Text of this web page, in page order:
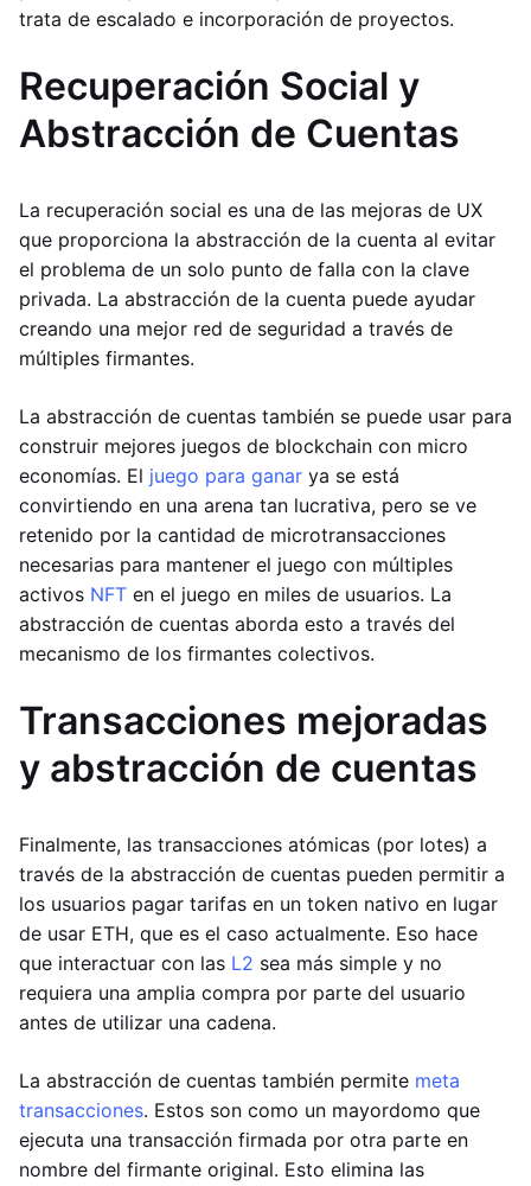
trata de escalado e incorporación de proyectos.
Recuperación Social y
Abstracción de Cuentas
La recuperación social es una de las mejoras de UX
que proporciona la abstracción de la cuenta al evitar
el problema de un solo punto de falla con la clave
privada. La abstracción de la cuenta puede ayudar
creando una mejor red de seguridad a través de
múltiples firmantes.
La abstracción de cuentas también se puede usar para
construir mejores juegos de blockchain con micro
economías. El juego para ganar ya se está
convirtiendo en una arena tan lucrativa, pero se ve
retenido por la cantidad de microtransacciones
necesarias para mantener el juego con múltiples
activos NFT en el juego en miles de usuarios. La
abstracción de cuentas aborda esto a través del
mecanismo de los firmantes colectivos.
Transacciones mejoradas
y abstracción de cuentas
Finalmente, las transacciones atómicas (por lotes) a
través de la abstracción de cuentas pueden permitir a
los usuarios pagar tarifas en un token nativo en lugar
de usar ETH, que es el caso actualmente. Eso hace
que interactuar con las L2 sea más simple y no
requiera una amplia compra por parte del usuario
antes de utilizar una cadena.
La abstracción de cuentas también permite meta
transacciones. Estos son como un mayordomo que
ejecuta una transacción firmada por otra parte en
nombre del firmante original. Esto elimina las